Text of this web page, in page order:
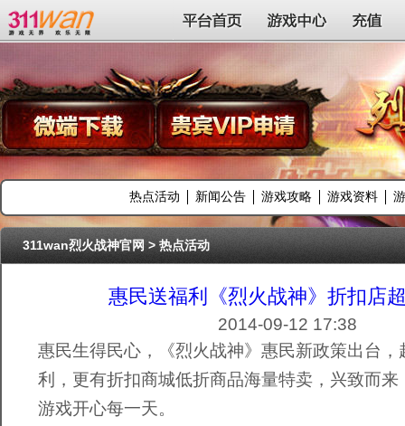
311wan平台 平台首页 游戏中心 充值
热点活动 新闻公告 游戏攻略 游戏资料
311wan烈火战神官网>热点活动
惠民送福利《烈火战神》折扣店
2014-09-12 17:38
惠民生得民心，《烈火战神》惠民新政策出台，
利，更有折扣商城低折商品海量特卖，兴致而来
游戏开心每一天。